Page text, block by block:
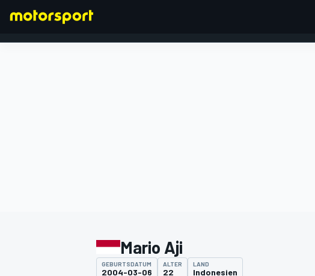
Mario Aji
GEBURTSDATUM
2004-03-06
ALTER
22
LAND
Indonesien